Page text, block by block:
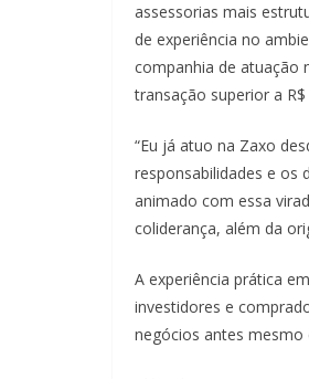
assessorias mais
de experiência no
companhia de atuação
transação superior a
“Eu já atuo na Zaxo
responsabilidades e os
animado com essa
coliderança, além da
A experiência prática
investidores e
negócios antes